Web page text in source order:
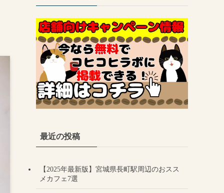
最近の投稿
【2025年最新版】宮城県長町駅周辺のおスス
メカフェ7選